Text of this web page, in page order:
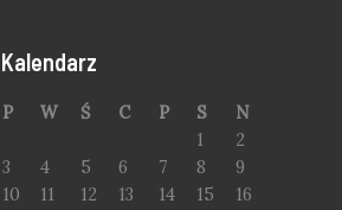
Kalendarz
P W Ś C P S
N
1
2
3
4 5 6 7 8
9
10
11 12 13 14 15
16